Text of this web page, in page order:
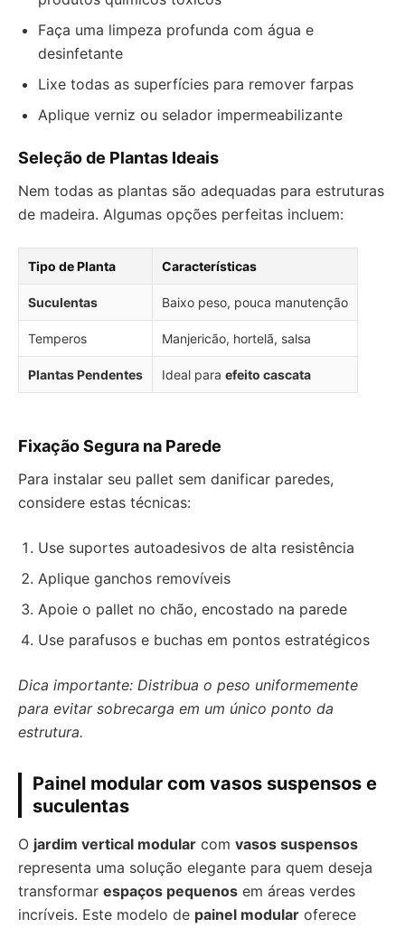
Faça uma limpeza profunda com água e
desinfetante
Lixe todas as superfícies para remover farpas
Aplique verniz ou selador impermeabilizante
Seleção de Plantas Ideais
Nem todas as plantas são adequadas para estruturas
de madeira. Algumas opções perfeitas incluem:
Tipo de Planta Características
Suculentas Baixo peso, pouca manutenção
Temperos Manjericão, hortelã, salsa
Plantas Pendentes Ideal para efeito cascata
Fixação Segura na Parede
Para instalar seu pallet sem danificar paredes,
considere estas técnicas:
Use suportes autoadesivos de alta resistência
Aplique ganchos removíveis
Apoie o pallet no chão, encostado na parede
Use parafusos e buchas em pontos estratégicos
Dica importante: Distribua o peso uniformemente
para evitar sobrecarga em um único ponto da
estrutura.
Painel modular com vasos suspensos e
suculentas
O jardim vertical modular com vasos suspensos
representa uma solução elegante para quem deseja
transformar espaços pequenos em áreas verdes
incríveis. Este modelo de painel modular oferece